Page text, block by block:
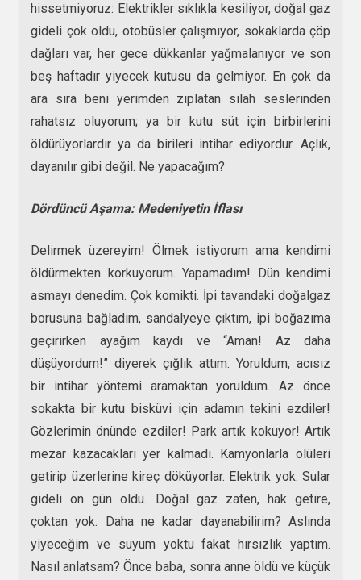
hissetmiyoruz: Elektrikler sıklıkla kesiliyor, doğal gaz
gideli çok oldu, otobüsler çalışmıyor, sokaklarda çöp
dağları var, her gece dükkanlar yağmalanıyor ve son
beş haftadır yiyecek kutusu da gelmiyor. En çok da
ara sıra beni yerimden zıplatan silah seslerinden
rahatsız oluyorum; ya bir kutu süt için birbirlerini
öldürüyorlardır ya da birileri intihar ediyordur. Açlık,
dayanılır gibi değil. Ne yapacağım?
Dördüncü Aşama: Medeniyetin İflası
Delirmek üzereyim! Ölmek istiyorum ama kendimi
öldürmekten korkuyorum. Yapamadım! Dün kendimi
asmayı denedim. Çok komikti. İpi tavandaki doğalgaz
borusuna bağladım, sandalyeye çıktım, ipi boğazıma
geçirirken ayağım kaydı ve “Aman! Az daha
düşüyordum!” diyerek çığlık attım. Yoruldum, acısız
bir intihar yöntemi aramaktan yoruldum. Az önce
sokakta bir kutu bisküvi için adamın tekini ezdiler!
Gözlerimin önünde ezdiler! Park artık kokuyor! Artık
mezar kazacakları yer kalmadı. Kamyonlarla ölüleri
getirip üzerlerine kireç döküyorlar. Elektrik yok. Sular
gideli on gün oldu. Doğal gaz zaten, hak getire,
çoktan yok. Daha ne kadar dayanabilirim? Aslında
yiyeceğim ve suyum yoktu fakat hırsızlık yaptım.
Nasıl anlatsam? Önce baba, sonra anne öldü ve küçük